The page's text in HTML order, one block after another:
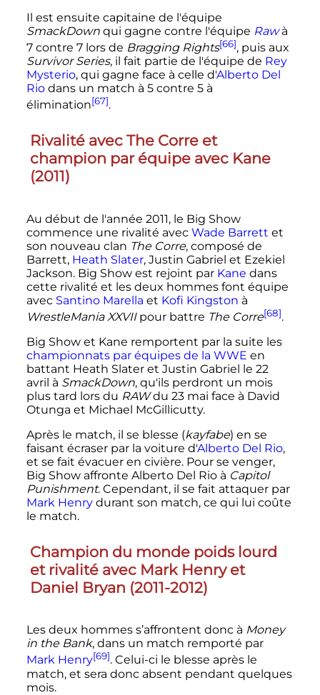
Il est ensuite capitaine de l'équipe
SmackDownqui gagne contre l'équipe Rawà
7 contre 7 lors de Bragging Rights[66], puis aux
Survivor Series, il fait partie de l'équipe de Rey
Mysterio, qui gagne face à celle d'Alberto Del
Riodans un match à 5 contre 5 à
élimination[67].
Rivalité avec The Corre et
champion par équipe avec Kane
(2011)
Au début de l'année 2011, le Big Show
commence une rivalité avec Wade Barrett et
son nouveau clan The Corre, composé de
Barrett, Heath Slater, Justin Gabriel et Ezekiel
Jackson. Big Show est rejoint par Kane dans
cette rivalité et les deux hommes font équipe
avec Santino Marella et Kofi Kingston à
WrestleMania XXVIIpour battre The Corre[68].
Big Show et Kane remportent par la suite les
championnats par équipes de la WWE en
battant Heath Slater et Justin Gabriel le 22
avril à SmackDown, qu'ils perdront un mois
plus tard lors du RAWdu 23 mai face à David
Otunga et Michael McGillicutty.
Après le match, il se blesse (kayfabe) en se
faisant écraser par la voiture d'Alberto Del Rio,
et se fait évacuer en civière. Pour se venger,
Big Show affronte Alberto Del Rio à Capitol
Punishment. Cependant, il se fait attaquer par
Mark Henrydurant son match, ce qui lui coûte
le match.
Champion du monde poids lourd
et rivalité avec Mark Henry et
Daniel Bryan (2011-2012)
Les deux hommes s’affrontent donc à Money
in the Bank, dans un match remporté par
Mark Henry[69]. Celui-ci le blesse après le
match, et sera donc absent pendant quelques
mois.